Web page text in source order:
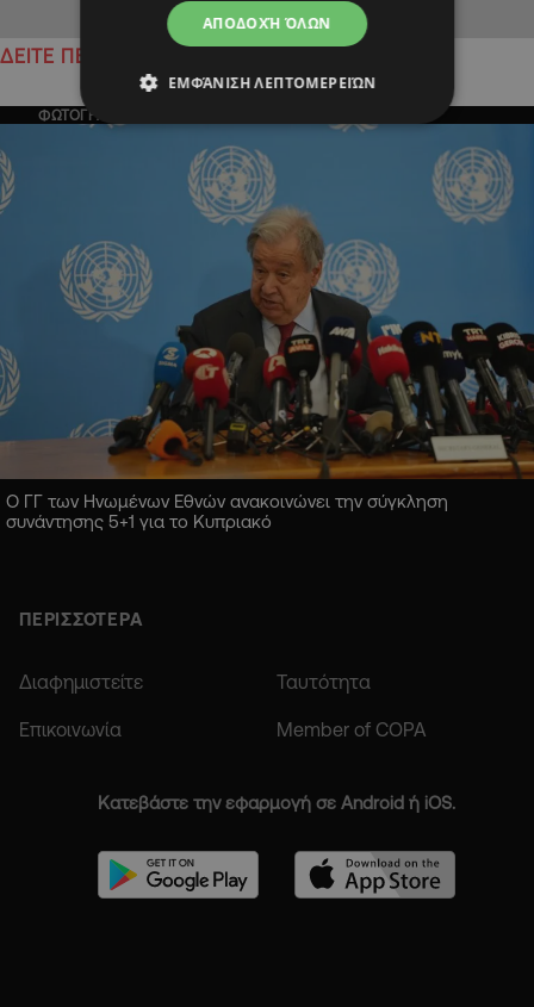
ΔΕΙΤΕ ΠΕΡΙΣΣΟΤΕΡΑ
ΦΩΤΟΓΡΑΦΙΑ ΤΗΣ ΗΜΕΡΑΣ
Ο ΓΓ των Ηνωμένων Εθνών ανακοινώνει την σύγκληση
συνάντησης 5+1 για το Κυπριακό
ΠΕΡΙΣΣΟΤΕΡΑ
Διαφημιστείτε Ταυτότητα
Επικοινωνία Member of COPA
Κατεβάστε την εφαρμογή σε Android ή iOS.
ΑΠΟΔΟΧΉ ΌΛΩΝ
ΕΜΦΆΝΙΣΗ ΛΕΠΤΟΜΕΡΕΙΏΝ